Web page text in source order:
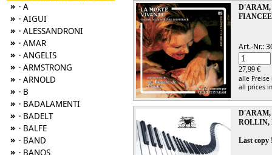
» · A
» · AIGUI
» · ALESSANDRONI
» · AMAR
» · ANGELIS
» · ARMSTRONG
» · ARNOLD
» · B
» · BADALAMENTI
» · BADELT
» · BALFE
» · BAND
» · BANOS
D'ARAM,
Art.-Nr.:
27,99 €
alle
all prices
D'ARAM,
ROLLIN,
Last copy